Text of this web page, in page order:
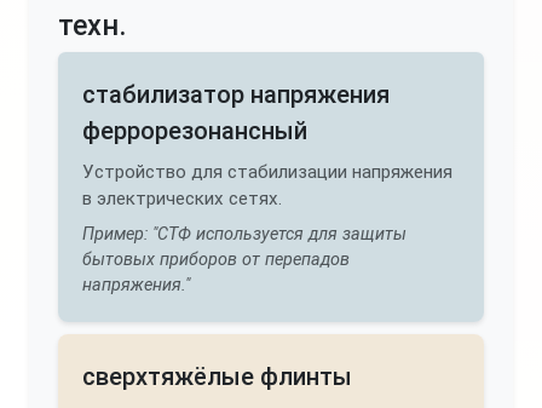
техн.
стабилизатор напряжения
феррорезонансный
Устройство для стабилизации напряжения
в электрических сетях.
Пример: "СТФ используется для защиты
бытовых приборов от перепадов
напряжения."
сверхтяжёлые флинты